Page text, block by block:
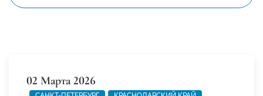
02 Марта 2026